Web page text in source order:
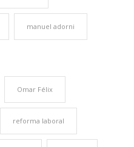
manuel adorni
Omar Félix
reforma laboral